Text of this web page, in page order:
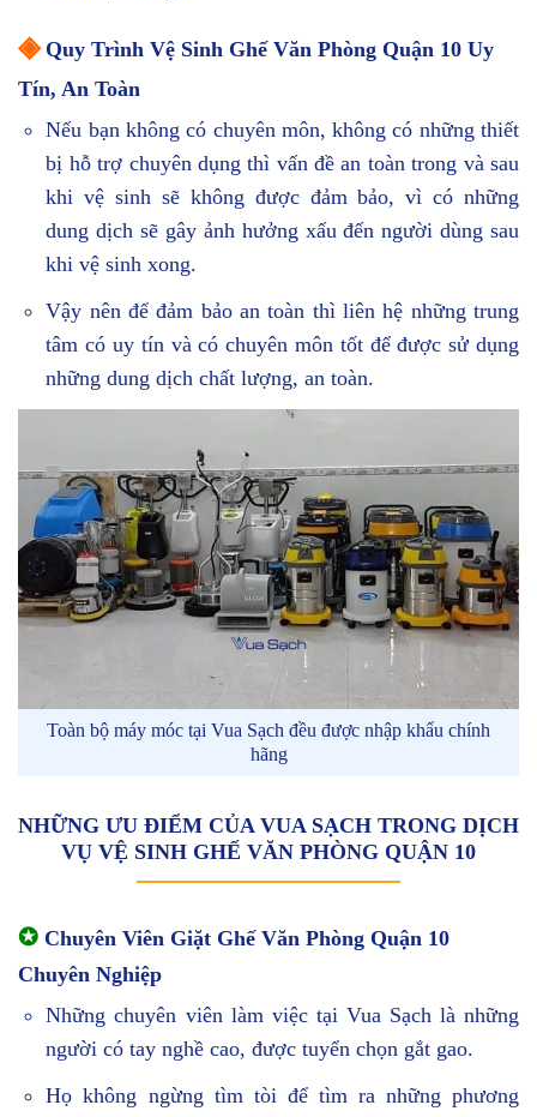
◈Quy Trình Vệ Sinh Ghế Văn Phòng Quận 10 Uy
Tín, An Toàn
Nếu bạn không có chuyên môn, không có những thiết
bị hỗ trợ chuyên dụng thì vấn đề an toàn trong và sau
khi vệ sinh sẽ không được đảm bảo, vì có những
dung dịch sẽ gây ảnh hưởng xấu đến người dùng sau
khi vệ sinh xong.
Vậy nên để đảm bảo an toàn thì liên hệ những trung
tâm có uy tín và có chuyên môn tốt để được sử dụng
những dung dịch chất lượng, an toàn.
Toàn bộ máy móc tại Vua Sạch đều được nhập khẩu chính
hãng
NHỮNG ƯU ĐIỂM CỦA VUA SẠCH TRONG DỊCH
VỤ VỆ SINH GHẾ VĂN PHÒNG QUẬN 10
✪ Chuyên Viên Giặt Ghế Văn Phòng Quận 10
Chuyên Nghiệp
Những chuyên viên làm việc tại Vua Sạch là những
người có tay nghề cao, được tuyển chọn gắt gao.
Họ không ngừng tìm tòi để tìm ra những phương